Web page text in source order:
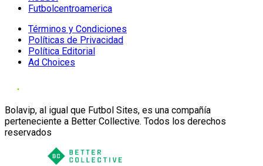
Futbolcentroamerica
Términos y Condiciones
Políticas de Privacidad
Política Editorial
Ad Choices
Bolavip, al igual que Futbol Sites, es una compañía
perteneciente a Better Collective. Todos los derechos
reservados